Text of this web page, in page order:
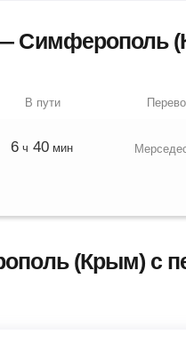
Симферополь
В пути
6ч 40мин
(Крым) с